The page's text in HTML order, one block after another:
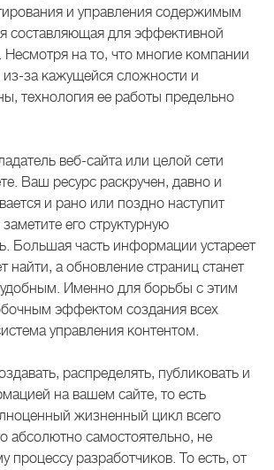
и управления содержимым
составляющая для эффективной
Несмотря на то, что многие компании
за кажущейся сложности и
технология ее работы предельно
веб-сайта или целой сети
Ваш ресурс раскручен, давно и
и рано или поздно наступит
его структурную
Большая часть информации устареет
найти, а обновление страниц станет
Именно для борьбы с этим
эффектом создания всех
управления контентом.
распределять, публиковать и
на вашем сайте, то есть
жизненный цикл всего
абсолютно самостоятельно, не
процессу разработчиков. То есть, от